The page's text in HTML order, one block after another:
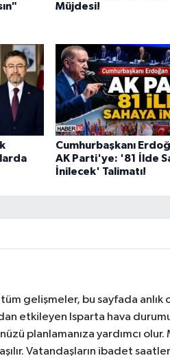
Müjdesi!
Cumhurbaşkanı
AK Parti'ye: '81 İlde
İnilecek' Talimatı!
gelişmeler, bu sayfada
etkileyen Isparta hava
planlamanıza yardımcı
Vatandaşların ibadet